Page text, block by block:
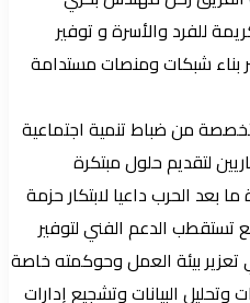
للفرد والأسرة و توفير
بناء شبكات ومنصات مستدامة
من ضباط تنمية اجتماعية
لتقديم حلول مبتكرة
بعد الحرب داعيا لابتكار حزمة
تستقطب الدعم الفني لتوفير
بيئة العمل وحوكمته خاصة
وتحليل البيانات وتشجيع إدارات